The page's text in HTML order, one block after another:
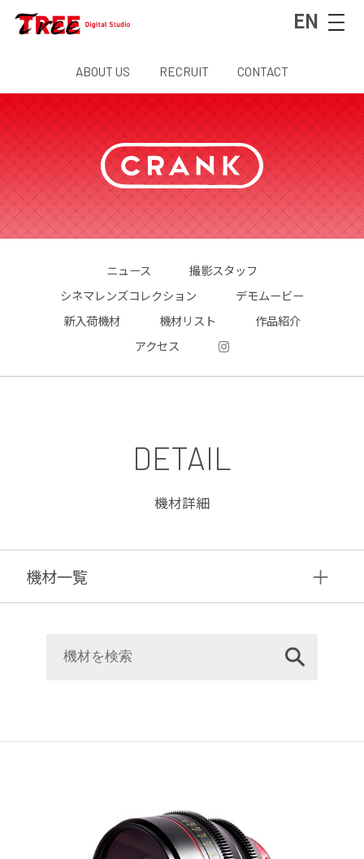
EN
ABOUT US RECRUIT CONTACT
ニュース
撮影スタッフ
シネマレンズコレクション
デモムービー
新入荷機材
機材リスト
作品紹介
アクセス
DETAIL
機材詳細
機材⼀覧